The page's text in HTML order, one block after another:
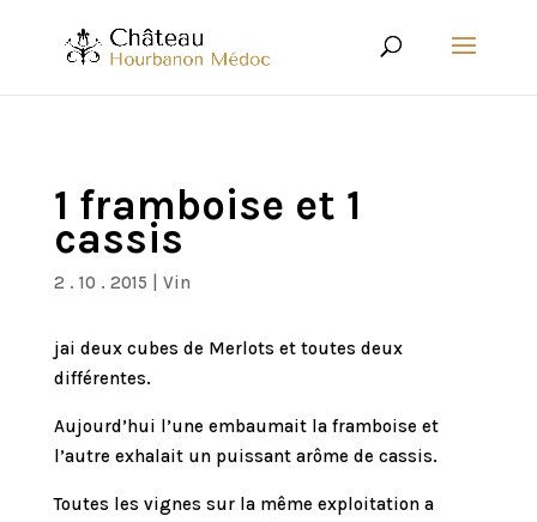
1 framboise et 1
cassis
2 . 10 . 2015 Vin
jai deux cubes de Merlots et toutes deux
différentes.
Aujourd’hui l’une embaumait la framboise et
l’autre exhalait un puissant arôme de cassis.
Toutes les vignes sur la même exploitation a